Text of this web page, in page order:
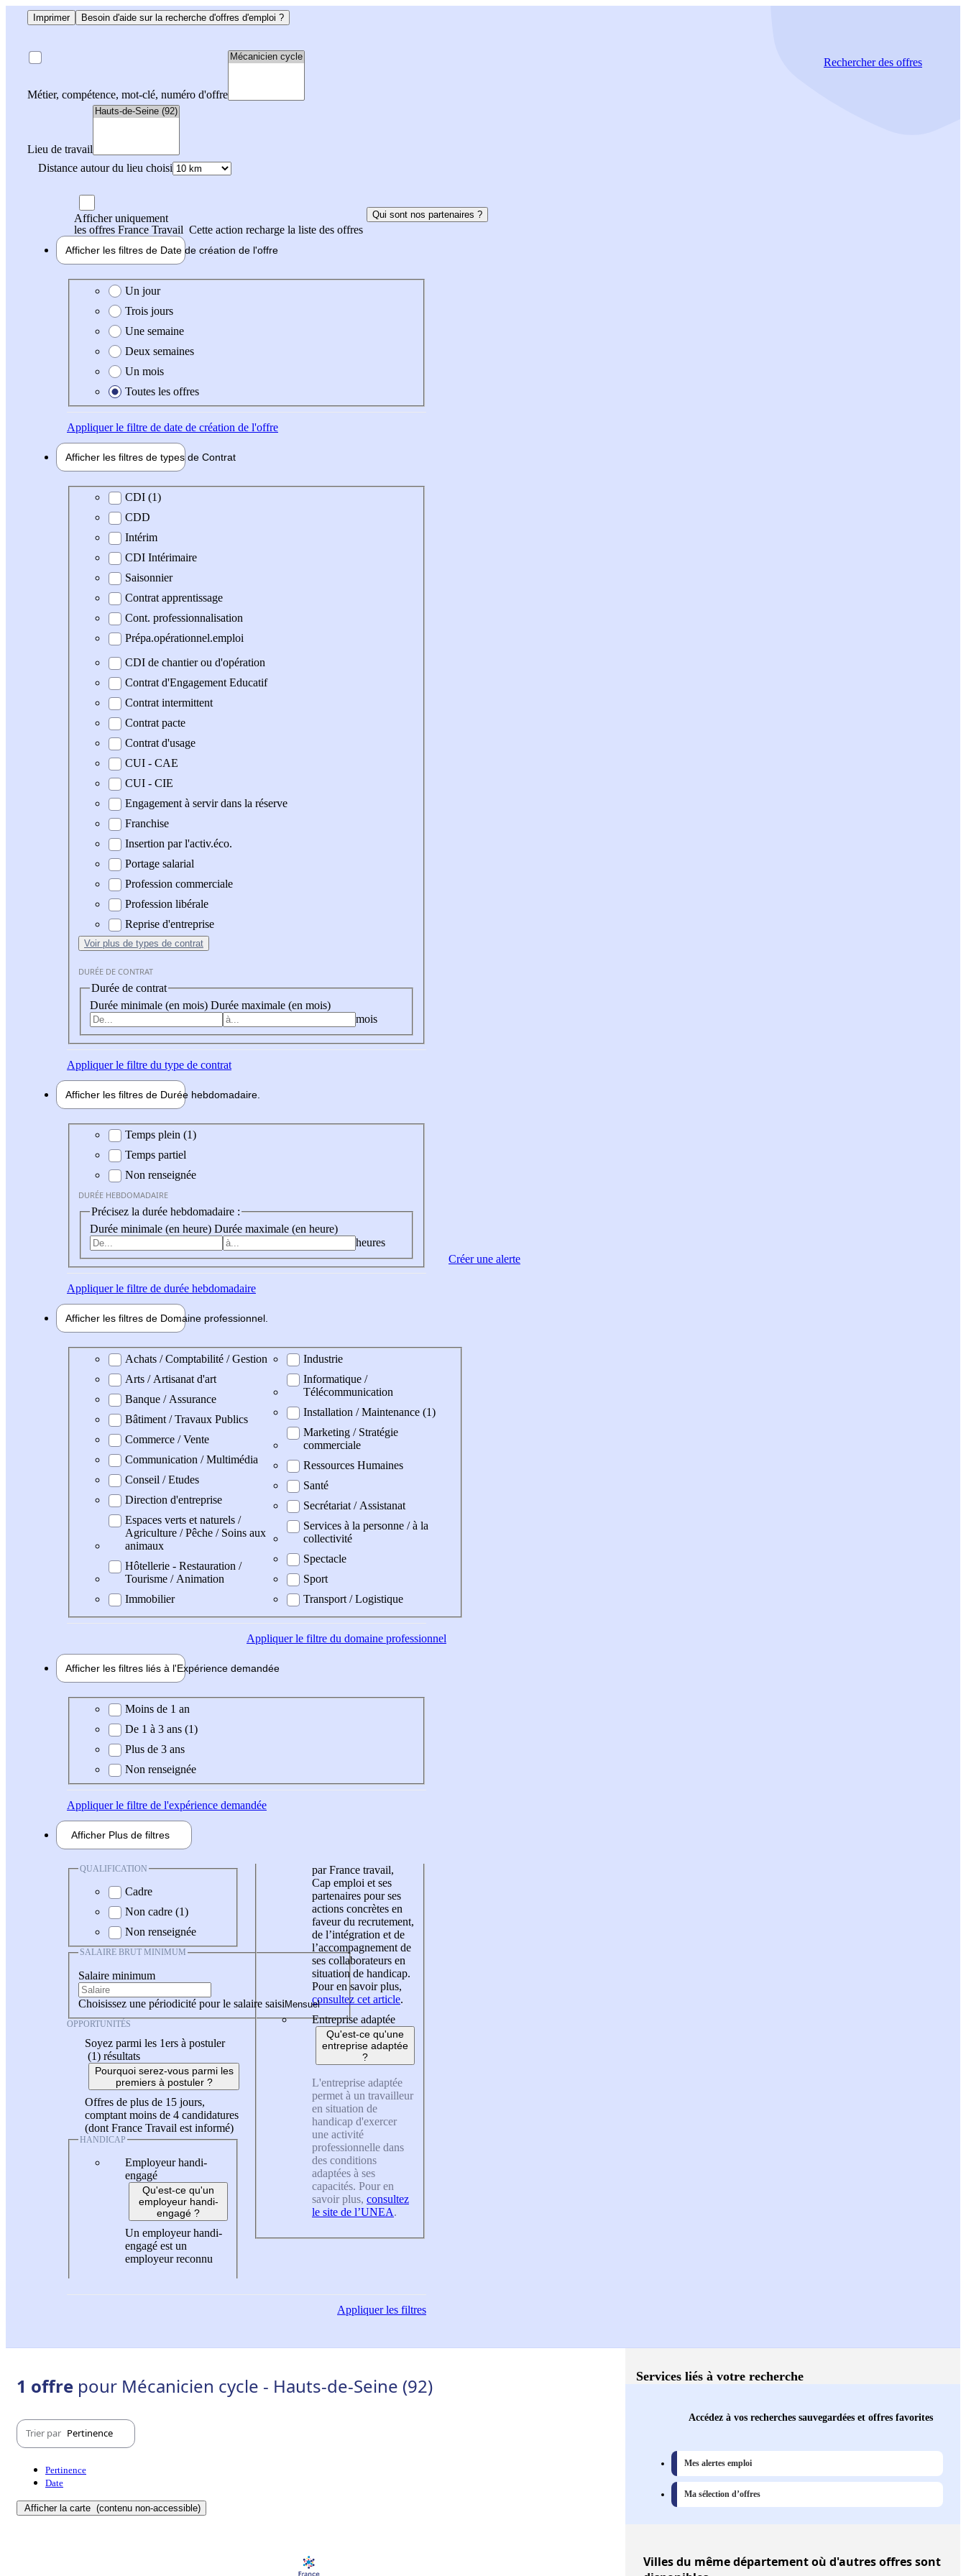
Imprimer Besoin d'aide sur la recherche d'offres d'emploi ?
Métier, compétence, mot-clé, numéro d'offre
Lieu de travail
Distance autour du lieu choisi
Rechercherdes offres
Afficher uniquement
les offres France Travail Cette action recharge la liste des offres
Qui sont nos partenaires ?
Afficher les filtres de Date de création de l'offre
Date de création de l'offre
Un jour
Trois jours
Une semaine
Deux semaines
Un mois
Toutes les offres
Appliquerle filtre de date de création de l'offre
Afficher les filtres de types de Contrat
Type de contrat
CDI (1)
CDD
Intérim
CDI Intérimaire
Saisonnier
Contrat apprentissage
Cont. professionnalisation
Prépa.opérationnel.emploi
CDI de chantier ou d'opération
Contrat d'Engagement Educatif
Contrat intermittent
Contrat pacte
Contrat d'usage
CUI - CAE
CUI - CIE
Engagement à servir dans la réserve
Franchise
Insertion par l'activ.éco.
Portage salarial
Profession commerciale
Profession libérale
Reprise d'entreprise
Voir plus de types de contrat
DURÉE DE CONTRAT
Durée de contrat
Durée minimale (en mois) Durée maximale (en mois)
mois
Appliquerle filtre du type de contrat
Afficher les filtres de Durée hebdomadaire
Durée hebdomadaire
Temps plein (1)
Temps partiel
Non renseignée
DURÉE HEBDOMADAIRE
Précisez la durée hebdomadaire :
Durée minimale (en heure) Durée maximale (en heure)
heures
Appliquerle filtre de durée hebdomadaire
Afficher les filtres de Domaine professionnel
Domaine professionel
Achats / Comptabilité / Gestion
Arts / Artisanat d'art
Banque / Assurance
Bâtiment / Travaux Publics
Commerce / Vente
Communication / Multimédia
Conseil / Etudes
Direction d'entreprise
Espaces verts et naturels /
Agriculture / Pêche / Soins aux
animaux
Hôtellerie - Restauration /
Tourisme / Animation
Immobilier
Industrie
Informatique /
Télécommunication
Installation / Maintenance (1)
Marketing / Stratégie
commerciale
Ressources Humaines
Santé
Secrétariat / Assistanat
Services à la personne / à la
collectivité
Spectacle
Sport
Transport / Logistique
Appliquerle filtre du domaine professionnel
Afficher les filtres liés à l'Expérience demandée
Expérience demandée
Moins de 1 an
De 1 à 3 ans (1)
Plus de 3 ans
Non renseignée
Appliquerle filtre de l'expérience demandée
Afficher Plus de filtres
QUALIFICATION
Cadre
Non cadre (1)
Non renseignée
SALAIRE BRUT MINIMUM
Salaire minimum
Choisissez une périodicité pour le salaire saisi
OPPORTUNITÉS
Soyez parmi les 1ers à postuler
(1) résultats
Pourquoi serez-vous parmi les
premiers à postuler ?
Offres de plus de 15 jours,
comptant moins de 4 candidatures
(dont France Travail est informé)
HANDICAP
Employeur handi-
engagé
Qu'est-ce qu'un
employeur handi-
engagé ?
Un employeur handi-
engagé est un
employeur reconnu
par France travail,
Cap emploi et ses
partenaires pour ses
actions concrètes en
faveur du recrutement,
de l’intégration et de
l’accompagnement de
ses collaborateurs en
situation de handicap.
Pour en savoir plus,
consultez cet article.
Entreprise adaptée
Qu'est-ce qu'une
entreprise adaptée
?
L'entreprise adaptée
permet à un travailleur
en situation de
handicap d'exercer
une activité
professionnelle dans
des conditions
adaptées à ses
capacités. Pour en
savoir plus, consultez
le site de l’UNEA.
Appliquerles filtres
Créer une alerte
1 offre pour Mécanicien cycle - Hauts-de-Seine (92)
Trier par Pertinence
Pertinence
Date
Afficher la carte (contenu non-accessible)
Services liés à votre recherche
Accédez à vos recherches sauvegardées et offres favorites
Mes alertes emploi
Ma sélection d’offres
Villesdu même département où d'autres offres sont